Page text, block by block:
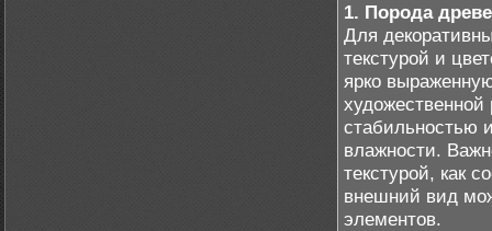
1. Порода
Для
текстурой и
ярко
стабильностью
влажности.
текстурой, как
внешний вид
элементов.